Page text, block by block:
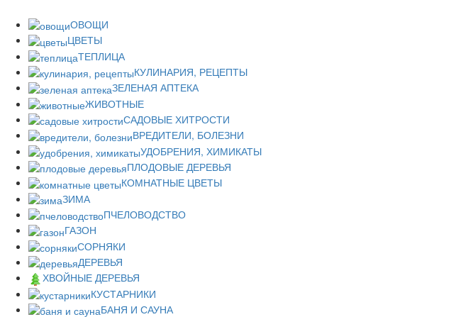
ОВОЩИ
ЦВЕТЫ
ТЕПЛИЦА
КУЛИНАРИЯ, РЕЦЕПТЫ
ЗЕЛЕНАЯ АПТЕКА
ЖИВОТНЫЕ
САДОВЫЕ ХИТРОСТИ
ВРЕДИТЕЛИ, БОЛЕЗНИ
УДОБРЕНИЯ, ХИМИКАТЫ
ПЛОДОВЫЕ ДЕРЕВЬЯ
КОМНАТНЫЕ ЦВЕТЫ
ЗИМА
ПЧЕЛОВОДСТВО
ГАЗОН
СОРНЯКИ
ДЕРЕВЬЯ
ХВОЙНЫЕ ДЕРЕВЬЯ
КУСТАРНИКИ
БАНЯ И САУНА